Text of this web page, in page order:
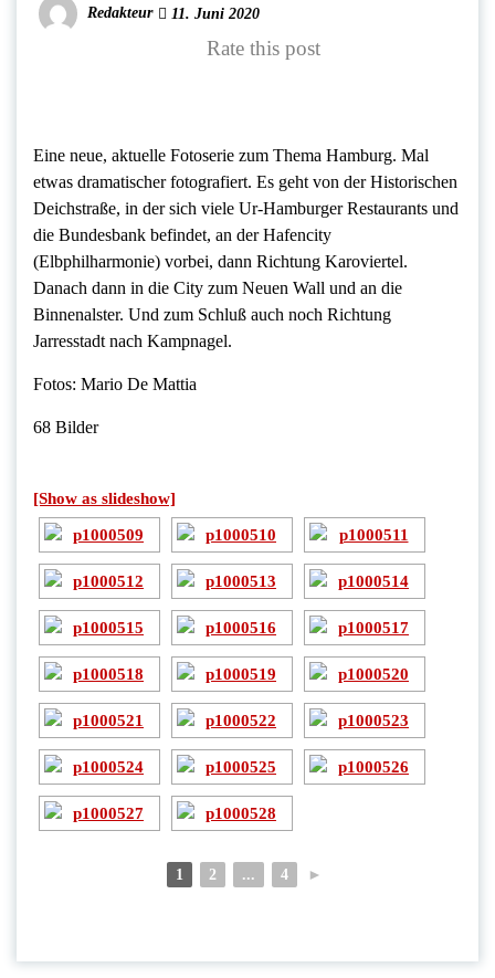
Redakteur 11. Juni 2020
Rate this post
Eine neue, aktuelle Fotoserie zum Thema Hamburg. Mal
etwas dramatischer fotografiert. Es geht von der Historischen
Deichstraße, in der sich viele Ur-Hamburger Restaurants und
die Bundesbank befindet, an der Hafencity
(Elbphilharmonie) vorbei, dann Richtung Karoviertel.
Danach dann in die City zum Neuen Wall und an die
Binnenalster. Und zum Schluß auch noch Richtung
Jarresstadt nach Kampnagel.
Fotos: Mario De Mattia
68 Bilder
[Show as slideshow]
1 2 ... 4 ►